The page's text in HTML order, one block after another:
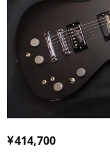
414,700